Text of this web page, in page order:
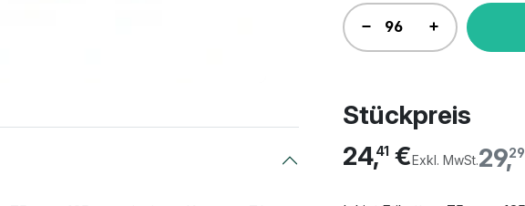
Stückpreis
29,29
24,41 €Exkl. MwSt.